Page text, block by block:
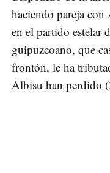
haciendo pareja
en el partido estelar
guipuzcoano, que
frontón, le ha
Albisu han perdido